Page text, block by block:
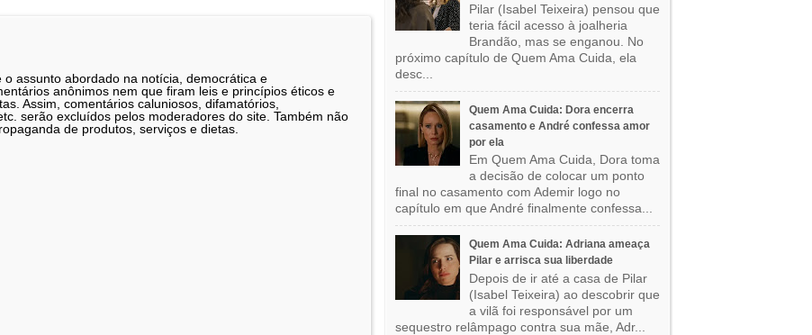
assunto abordado na notícia, democrática e
anônimos nem que firam leis e princípios éticos e
Assim, comentários caluniosos, difamatórios,
serão excluídos pelos moderadores do site. Também não
de produtos, serviços e dietas.
Pilar (Isabel Teixeira) pensou que
teria fácil acesso à joalheria
Brandão, mas se enganou. No
próximo capítulo de Quem Ama Cuida, ela
desc...
Quem Ama Cuida: Dora encerra
casamento e André confessa amor
por ela
Em Quem Ama Cuida, Dora toma
a decisão de colocar um ponto
final no casamento com Ademir logo no
capítulo em que André finalmente confessa...
Quem Ama Cuida: Adriana ameaça
Pilar e arrisca sua liberdade
Depois de ir até a casa de Pilar
(Isabel Teixeira) ao descobrir que
a vilã foi responsável por um
sequestro relâmpago contra sua mãe, Adr...